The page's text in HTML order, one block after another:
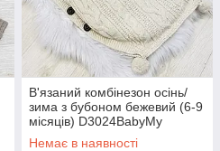
В'язаний комбінезон осінь/
зима з бубоном бежевий (6-9
місяців) D3024BabyMy
Немає в наявності